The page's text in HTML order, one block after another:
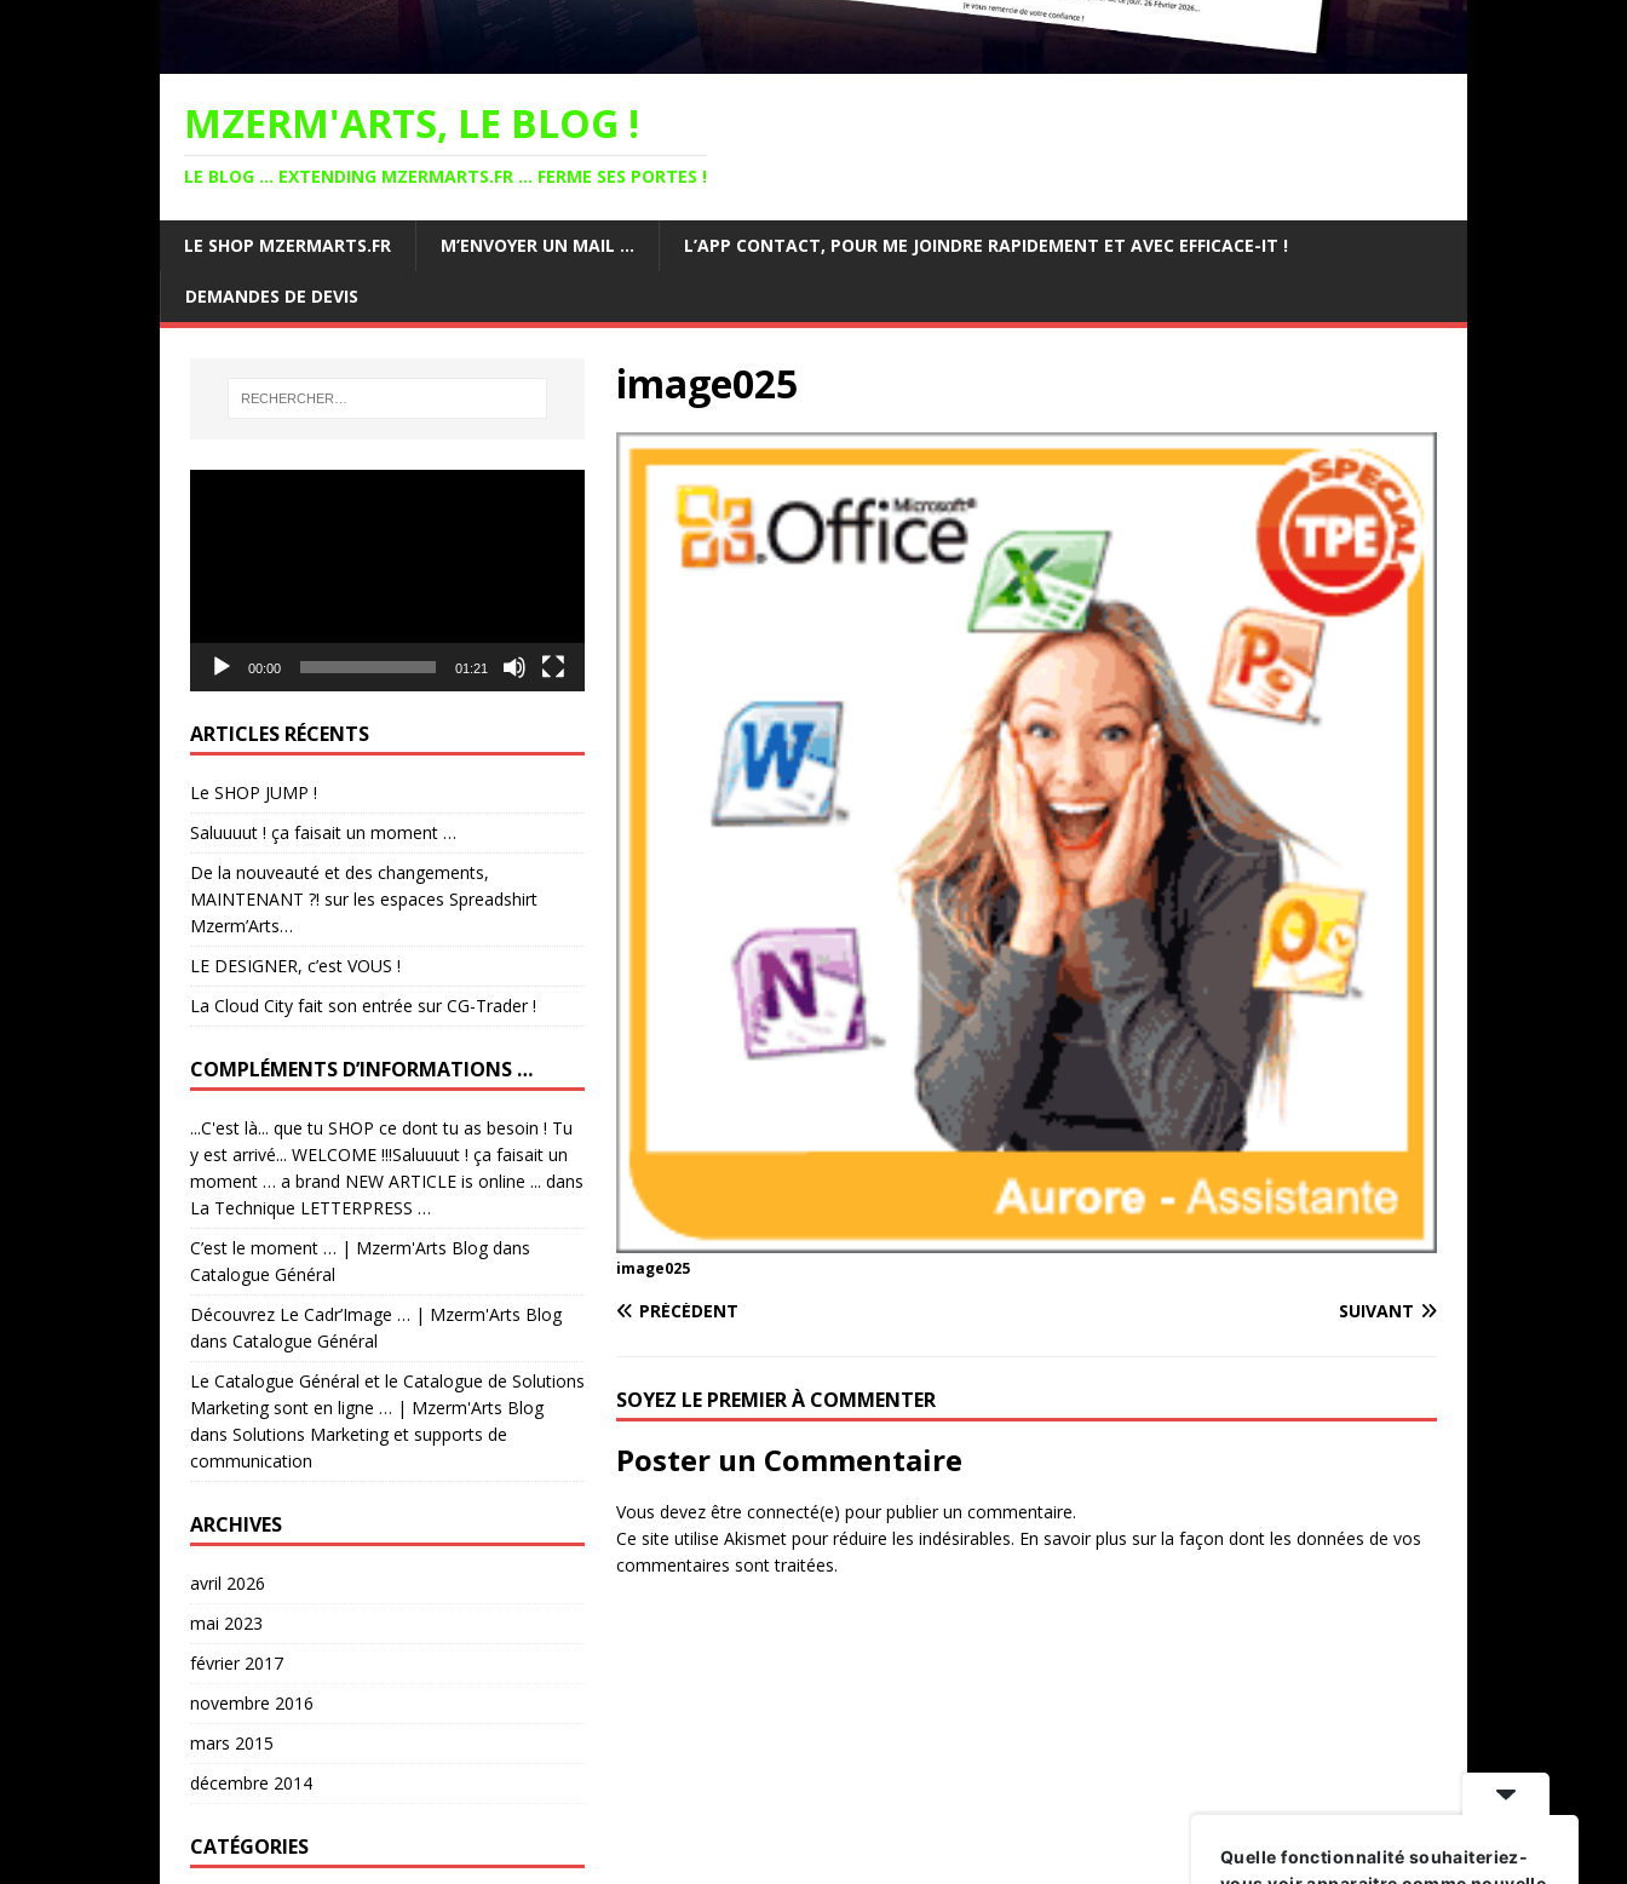
MZERM'ARTS, LE BLOG !
LE BLOG ... EXTENDING MZERMARTS.FR ... FERME SES PORTES !
LE SHOP MZERMARTS.FR M’ENVOYER UN MAIL … L’APP CONTACT, POUR ME JOINDRE RAPIDEMENT ET AVEC EFFICACE-IT !
DEMANDES DE DEVIS
image025
image025
PRÉCÉDENT SUIVANT
SOYEZ LE PREMIER À COMMENTER
Poster un Commentaire
Vous devez être connecté(e) pour publier un commentaire.
Ce site utilise Akismet pour réduire les indésirables. En savoir plus sur la façon dont les données de vos
commentaires sont traitées.
00:00 01:21
ARTICLES RÉCENTS
Le SHOP JUMP !
Saluuuut ! ça faisait un moment …
De la nouveauté et des changements,
MAINTENANT ?! sur les espaces Spreadshirt
Mzerm’Arts…
LE DESIGNER, c’est VOUS !
La Cloud City fait son entrée sur CG-Trader !
COMPLÉMENTS D’INFORMATIONS …
...C'est là... que tu SHOP ce dont tu as besoin ! Tu
y est arrivé... WELCOME !!!Saluuuut ! ça faisait un
moment … a brand NEW ARTICLE is online ... dans
La Technique LETTERPRESS …
C’est le moment … | Mzerm'Arts Blogdans
Catalogue Général
Découvrez Le Cadr’Image … | Mzerm'Arts Blog
dans Catalogue Général
Le Catalogue Général et le Catalogue de Solutions
Marketing sont en ligne … | Mzerm'Arts Blog
dans Solutions Marketing et supports de
communication
ARCHIVES
avril 2026
mai 2023
février 2017
novembre 2016
mars 2015
décembre 2014
CATÉGORIES
Quelle fonctionnalité souhaiteriez-